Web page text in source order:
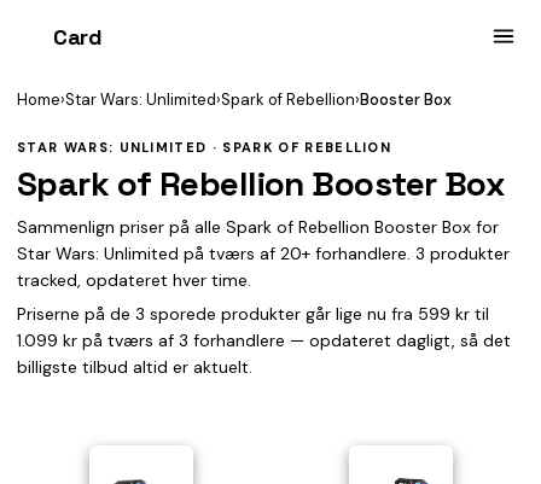
Card
Home›Star Wars: Unlimited›Spark of Rebellion›Booster Box
STAR WARS: UNLIMITED · SPARK OF REBELLION
Spark of Rebellion Booster Box
Sammenlign priser på alle Spark of Rebellion Booster Box for
Star Wars: Unlimited på tværs af 20+ forhandlere. 3 produkter
tracked, opdateret hver time.
Priserne på de 3 sporede produkter går lige nu fra 599 kr til
1.099 kr på tværs af 3 forhandlere — opdateret dagligt, så det
billigste tilbud altid er aktuelt.